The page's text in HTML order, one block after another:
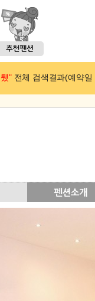
"전체 검색결과(예약일